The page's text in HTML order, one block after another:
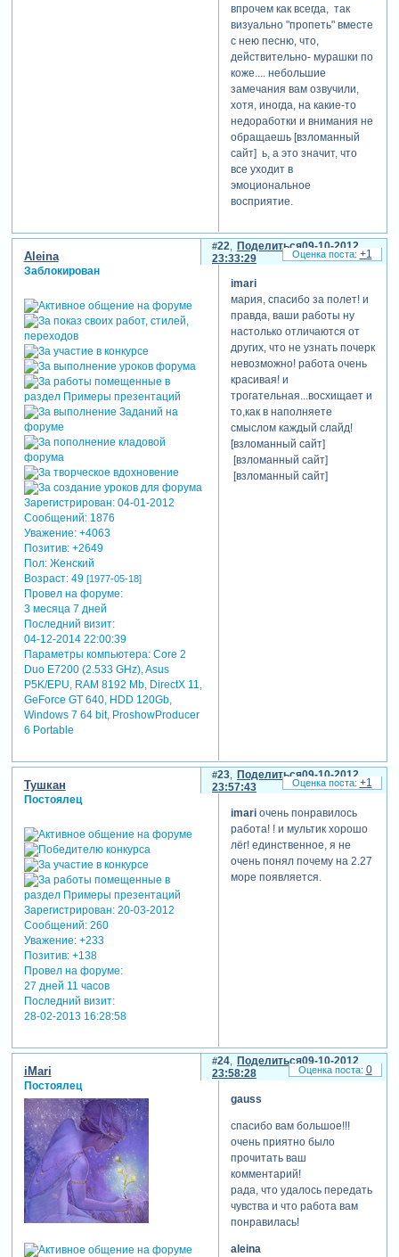
впрочем как всегда, так
визуально "пропеть" вместе
с нею песню, что,
действительно- мурашки по
коже.... небольшие
замечания вам озвучили,
хотя, иногда, на какие-то
недоработки и внимания не
обращаешь [взломанный
сайт] ь, а это значит, что
все уходит в
эмоциональное
восприятие.
Поделиться
22
09-10-2012
23:33:29
Aleina
Заблокирован
Зарегистрирован: 04-01-2012
Сообщений:1876
Уважение: +4063
Позитив: +2649
Пол:Женский
Возраст:49 [1977-05-18]
Провел на форуме:
3 месяца 7 дней
Последний визит:
04-12-2014 22:00:39
Параметры компьютера:Core 2
Duo E7200 (2.533 GHz), Asus
P5K/EPU, RAM 8192 Mb, DirectX 11,
GeForce GT 640, HDD 120Gb,
Windows 7 64 bit, ProshowProducer
6 Portable
imari
мария, спасибо за полет! и
правда, ваши работы ну
настолько отличаются от
других, что не узнать почерк
невозможно! работа очень
красивая! и
трогательная...восхищает и
то,как в наполняете
смыслом каждый слайд!
[взломанный сайт]
[взломанный сайт]
[взломанный сайт]
+1
Поделиться
23
09-10-2012
23:57:43
Тушкан
Постоялец
Зарегистрирован: 20-03-2012
Сообщений:260
Уважение: +233
Позитив: +138
Провел на форуме:
27 дней 11 часов
Последний визит:
28-02-2013 16:28:58
imariочень понравилось
работа! ! и мультик хорошо
лёг! единственное, я не
очень понял почему на 2.27
море появляется.
+1
Поделиться
24
09-10-2012
23:58:28
iMari
Постоялец
gauss
спасибо вам большое!!!
очень приятно было
прочитать ваш
комментарий!
рада, что удалось передать
чувства и что работа вам
понравилась!
aleina
0